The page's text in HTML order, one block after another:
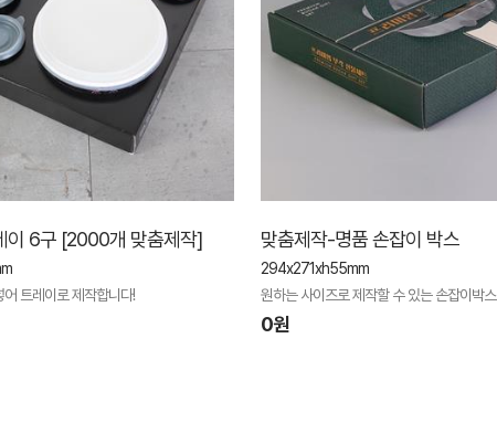
이 6구 [2000개 맞춤제작]
트레이로 제작합니다!
맞춤제작-명품 손잡이 박스
294x271xh55mm
원하는 사이즈로 제작할 수 있는 손잡이박스
0원